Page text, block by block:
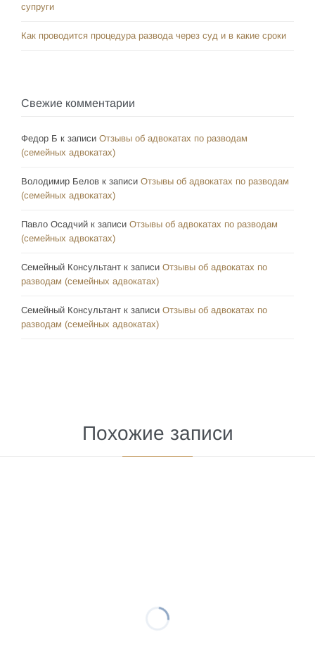
супруги
Как проводится процедура развода через суд и в какие сроки
Свежие комментарии
Федор Б к записи Отзывы об адвокатах по разводам
(семейных адвокатах)
Володимир Белов к записи Отзывы об адвокатах по разводам
(семейных адвокатах)
Павло Осадчий к записи Отзывы об адвокатах по разводам
(семейных адвокатах)
Семейный Консультант к записи Отзывы об адвокатах по
разводам (семейных адвокатах)
Семейный Консультант к записи Отзывы об адвокатах по
разводам (семейных адвокатах)
Похожие записи